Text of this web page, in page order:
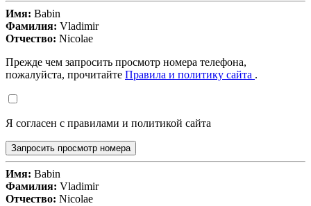
Имя: Babin
Фамилия: Vladimir
Отчество: Nicolae
Прежде чем запросить просмотр номера телефона,
пожалуйста, прочитайте Правила и политику сайта .
Я согласен с правилами и политикой сайта
Запросить просмотр номера
Имя: Babin
Фамилия: Vladimir
Отчество: Nicolae